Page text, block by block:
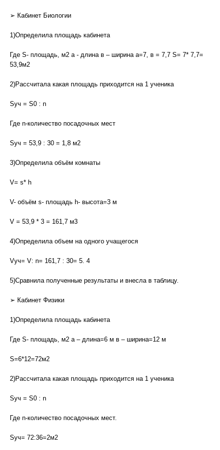
➢ Кабинет Биологии
1)Определила площадь кабинета
Где S- площадь, м2 а - длина в – ширина а=7, в = 7,7 S= 7* 7,7=
53,9м2
2)Рассчитала какая площадь приходится на 1 ученика
Sуч = S0 : n
Где n-количество посадочных мест
Sуч = 53,9 : 30 = 1,8 м2
3)Определила объём комнаты
V= s* h
V- объём s- площадь h- высота=3 м
V = 53,9 * 3 = 161,7 м3
4)Определила объем на одного учащегося
Vуч= V: n= 161,7 : 30= 5. 4
5)Сравнила полученные результаты и внесла в таблицу.
➢ Кабинет Физики
1)Определила площадь кабинета
Где S- площадь, м2 а – длина=6 м в – ширина=12 м
S=6*12=72м2
2)Рассчитала какая площадь приходится на 1 ученика
Sуч = S0 : n
Где n-количество посадочных мест.
Sуч= 72:36=2м2